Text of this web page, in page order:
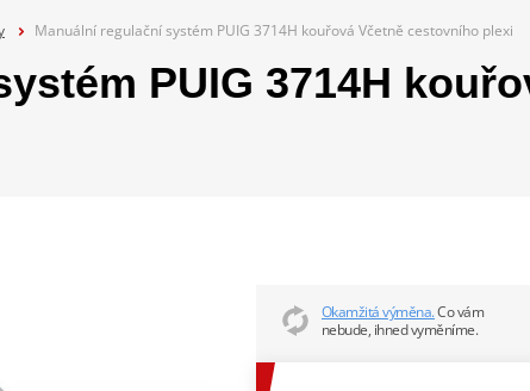
Manuální regulační systém PUIG 3714H kouřová Včetně cestovního plexi
PUIG 3714H
Okamžitá výměna.Co vám
nebude, ihned vyměníme.